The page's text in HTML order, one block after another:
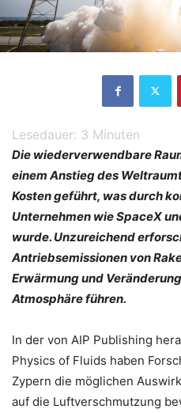
Lesedauer: 3 Minuten
Die wiederverwendbare
einem Anstieg des
Kosten geführt, was durch
Unternehmen wie SpaceX
wurde. Unzureichend
Antriebsemissionen von
Erwärmung und
Atmosphäre führen.
In der von AIP Publishing
Physics of Fluids haben
Zypern die möglichen
auf die Luftverschmutzung